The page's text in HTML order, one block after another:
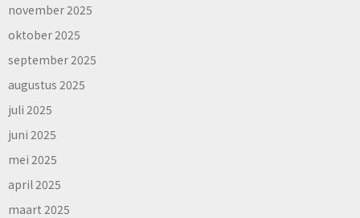
november 2025
oktober 2025
september 2025
augustus 2025
juli 2025
juni 2025
mei 2025
april 2025
maart 2025